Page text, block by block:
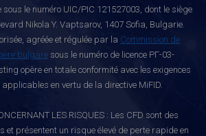
le numéro UIC/PIC 121527003, dont le siège
Nikola Y. Vaptsarov, 1407 Sofia, Bulgarie.
agréée et régulée par la Commission de
bulgaresous le numéro de licence РГ-03-
opère en totale conformité avec les exigences
en vertu de la directive MiFID.
LES RISQUES : Les CFD sont des
et présentent un risque élevé de perte rapide en